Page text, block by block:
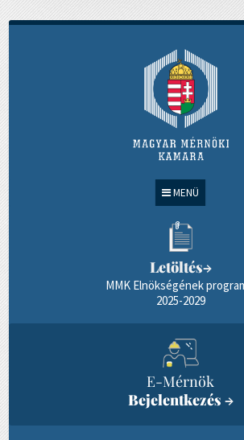
MENÜ
Letöltés→
MMK Elnökségének
2025-2029
E-Mérnök
Bejelentkezés →